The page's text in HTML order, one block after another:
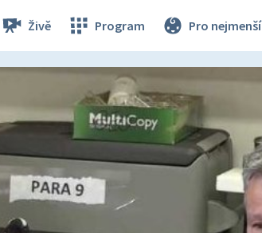
Živě Program Pro nejmenší